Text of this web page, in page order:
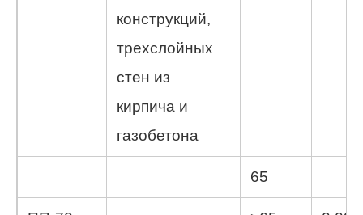
конструкций,
трехслойных
стен из
кирпича и
газобетона
65